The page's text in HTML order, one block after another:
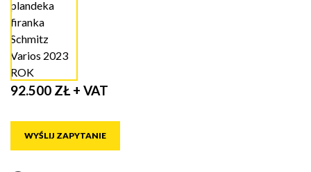
92.500 ZŁ + VAT
WYŚLIJ ZAPYTANIE